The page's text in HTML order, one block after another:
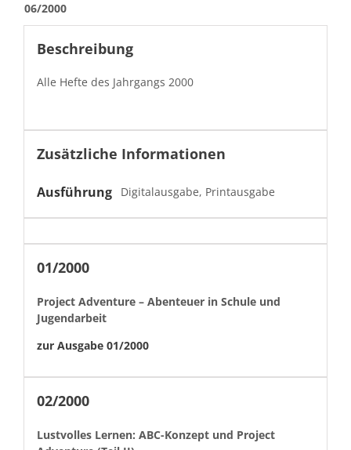
06/2000
Beschreibung
Alle Hefte des Jahrgangs 2000
Zusätzliche Informationen
Ausführung Digitalausgabe, Printausgabe
01/2000
Project Adven­ture – Aben­teuer in Schule und
Jugendarbeit
zur Aus­gabe 01/2000
02/2000
Lustvolles Ler­nen: ABC-Konzept und Project